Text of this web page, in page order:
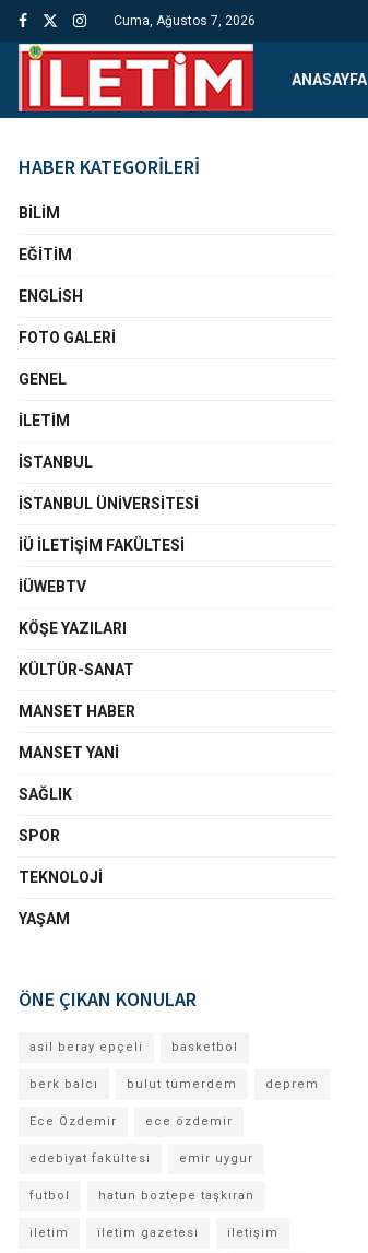
Cuma, Ağustos 7, 2026
ANASAYFA
HABER KATEGORİLERİ
BILIM
EĞITIM
ENGLISH
FOTO GALERI
GENEL
İLETIM
İSTANBUL
İSTANBUL ÜNIVERSITESI
İÜ İLETIŞIM FAKÜLTESI
İÜWEBTV
KÖŞE YAZILARI
KÜLTÜR-SANAT
MANSET HABER
MANSET YANI
SAĞLIK
SPOR
TEKNOLOJI
YAŞAM
ÖNE ÇIKAN KONULAR
asil beray epçeli basketbol
berk balcı bulut tümerdem deprem
Ece Özdemir ece özdemir
edebiyat fakültesi emir uygur
futbol hatun boztepe taşkıran
iletim iletim gazetesi iletişim